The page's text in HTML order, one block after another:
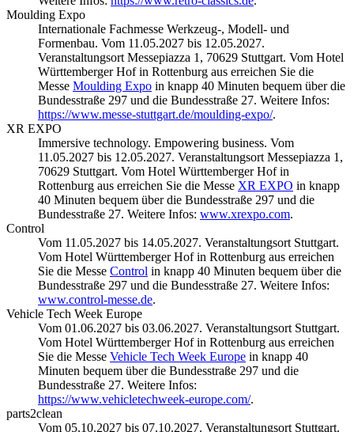
Moulding Expo
Internationale Fachmesse Werkzeug-, Modell- und
Formenbau. Vom 11.05.2027 bis 12.05.2027.
Veranstaltungsort Messepiazza 1, 70629 Stuttgart. Vom Hotel
Württemberger Hof in Rottenburg aus erreichen Sie die
Messe Moulding Expo in knapp 40 Minuten bequem über die
Bundesstraße 297 und die Bundesstraße 27. Weitere Infos:
https://www.messe-stuttgart.de/moulding-expo/.
XR EXPO
Immersive technology. Empowering business. Vom
11.05.2027 bis 12.05.2027. Veranstaltungsort Messepiazza 1,
70629 Stuttgart. Vom Hotel Württemberger Hof in
Rottenburg aus erreichen Sie die Messe XR EXPO in knapp
40 Minuten bequem über die Bundesstraße 297 und die
Bundesstraße 27. Weitere Infos: www.xrexpo.com.
Control
Vom 11.05.2027 bis 14.05.2027. Veranstaltungsort Stuttgart.
Vom Hotel Württemberger Hof in Rottenburg aus erreichen
Sie die Messe Control in knapp 40 Minuten bequem über die
Bundesstraße 297 und die Bundesstraße 27. Weitere Infos:
www.control-messe.de.
Vehicle Tech Week Europe
Vom 01.06.2027 bis 03.06.2027. Veranstaltungsort Stuttgart.
Vom Hotel Württemberger Hof in Rottenburg aus erreichen
Sie die Messe Vehicle Tech Week Europe in knapp 40
Minuten bequem über die Bundesstraße 297 und die
Bundesstraße 27. Weitere Infos:
https://www.vehicletechweek-europe.com/.
parts2clean
Vom 05.10.2027 bis 07.10.2027. Veranstaltungsort Stuttgart.